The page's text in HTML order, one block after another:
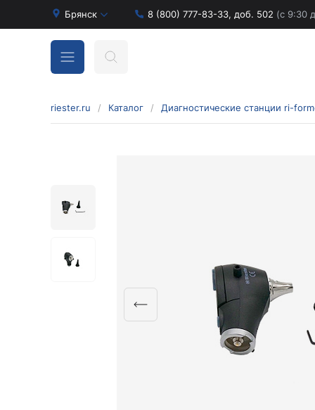
Брянск 8 (800) 777-83-33, доб. 502 (с 9:30
Оголовья для бинокулярных луп
офтальмоскопов
Диагностические наборы de luxe
Диагностические наборы Econom
riester.ru / Каталог /